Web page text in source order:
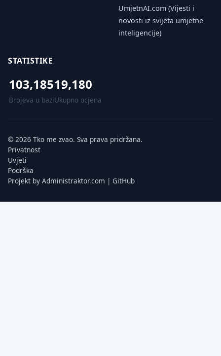
UmjetnAI.com (Vijesti i
novosti iz svijeta umjetne
inteligencije)
STATISTIKE
103,185
Brojeva u bazi
19,180
Ukupno ocjena
© 2026 Tko me zvao. Sva prava pridržana.
Privatnost
Uvjeti
Podrška
Projekt by Administraktor.com | GitHub